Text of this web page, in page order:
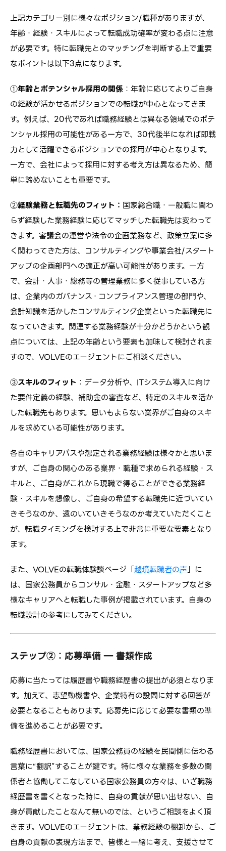
上記カテゴリー別に様々なポジション/職種がありますが、
年齢・経験・スキルによって転職成功確率が変わる点に注意
が必要です。特に転職先とのマッチングを判断する上で重要
なポイントは以下3点になります。
①年齢とポテンシャル採用の関係 ：年齢に応じてよりご自身
の経験が活かせるポジションでの転職が中心となってきま
す。例えば、20代であれば職務経験とは異なる領域でのポテ
ンシャル採用の可能性がある一方で、30代後半になれば即戦
力として活躍できるポジションでの採用が中心となります。
一方で、会社によって採用に対する考え方は異なるため、簡
単に諦めないことも重要です。
②経験業務と転職先のフィット： 国家総合職・一般職に関わ
らず経験した業務経験に応じてマッチした転職先は変わって
きます。審議会の運営や法令の企画業務など、政策立案に多
く関わってきた方は、コンサルティングや事業会社/スタート
アップの企画部門への適正が高い可能性があります。一方
で、会計・人事・総務等の管理業務に多く従事している方
は、企業内のガバナンス・コンプライアンス管理の部門や、
会計知識を活かしたコンサルティング企業といった転職先に
なっていきます。関連する業務経験が十分かどうかという観
点については、上記の年齢という要素も加味して検討されま
すので、VOLVEのエージェントにご相談ください。
③スキルのフィット ：データ分析や、ITシステム導入に向け
た要件定義の経験、補助金の審査など、特定のスキルを活か
した転職先もあります。思いもよらない業界がご自身のスキ
ルを求めている可能性があります。
各自のキャリアパスや想定される業務経験は様々かと思いま
すが、ご自身の関心のある業界・職種で求められる経験・ス
キルと、ご自身がこれから現職で得ることができる業務経
験・スキルを想像し、ご自身の希望する転職先に近づいてい
きそうなのか、遠のいていきそうなのか考えていただくこと
が、転職タイミングを検討する上で非常に重要な要素となり
ます。
また、VOLVEの転職体験談ページ「越境転職者の声」に
は、国家公務員からコンサル・金融・スタートアップなど多
様なキャリアへと転職した事例が掲載されています。自身の
転職設計の参考にしてみてください。
ステップ②：応募準備 ― 書類作成
応募に当たっては履歴書や職務経歴書の提出が必須となりま
す。加えて、志望動機書や、企業特有の設問に対する回答が
必要となることもあります。応募先に応じて必要な書類の準
備を進めることが必要です。
職務経歴書においては、国家公務員の経験を民間側に伝わる
言葉に“翻訳”することが鍵です。特に様々な業務を多数の関
係者と協働してこなしている国家公務員の方々は、いざ職務
経歴書を書くとなった時に、自身の貢献が思い出せない、自
身が貢献したことなんて無いのでは、というご相談をよく頂
きます。VOLVEのエージェントは、業務経験の棚卸から、ご
自身の貢献の表現方法まで、皆様と一緒に考え、支援させて